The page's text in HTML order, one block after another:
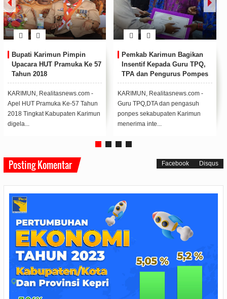
3 Korban Tewas Heli
Basarnas Jatuh Sudah
Dievakuasi
Heli Basarnas yang jatuh/ Foto:
dokumen istimewa SEMARANG,
Realitasnews.com - Kabid Humas
Polda ...
Helikopter Terbakar, Proses
Evakuasi dari Gunung Butak
Ditunda
Fhoto : dok Istimewa (detik.com)
JAKARTA, Realitasnews.com -
Sebuah helikopter jenis Daup...
Posting Komentar Facebook Disqus